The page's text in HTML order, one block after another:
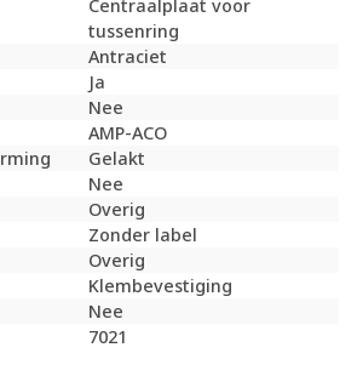
Centraalplaat voor
tussenring
Antraciet
Ja
Nee
AMP-ACO
Gelakt
Nee
Overig
Zonder label
Overig
Klembevestiging
Nee
7021